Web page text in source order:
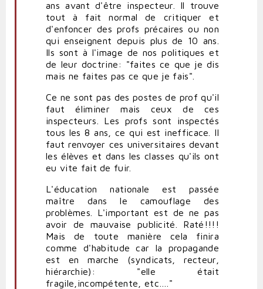
ans avant d'être inspecteur. Il trouve
tout à fait normal de critiquer et
d'enfoncer des profs précaires ou non
qui enseignent depuis plus de 10 ans.
Ils sont à l'image de nos politiques et
de leur doctrine: "faites ce que je dis
mais ne faites pas ce que je fais".
Ce ne sont pas des postes de prof qu'il
faut éliminer mais ceux de ces
inspecteurs. Les profs sont inspectés
tous les 8 ans, ce qui est inefficace. Il
faut renvoyer ces universitaires devant
les élèves et dans les classes qu'ils ont
eu vite fait de fuir.
L'éducation nationale est passée
maître dans le camouflage des
problèmes. L'important est de ne pas
avoir de mauvaise publicité. Raté!!!!
Mais de toute manière cela finira
comme d'habitude car la propagande
est en marche (syndicats, recteur,
hiérarchie): "elle était
fragile,incompétente, etc…."